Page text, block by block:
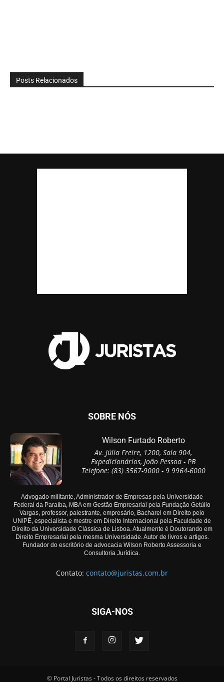
Posts Relacionados
SOBRE NÓS
Wilson Furtado Roberto
Av. Júlia Freire, 1200, Sala 904,
Expedicionários, João Pessoa - PB
Telefone: (83) 3567-9000 - 9 9964-6000
Advogado militante, Administrador de Empresas pela Universidade
Federal da Paraíba, MBA em Gestão Empresarial pela Fundação Getúlio
Vargas, professor, palestrante, empresário, Bacharel em Direito pelo
UNIPÊ, especialista e mestre em Direito Internacional pela Faculdade de
Direito da Universidade Clássica de Lisboa. Atualmente é Doutorando em
Direito Empresarial pela mesma Universidade. Autor de livros e artigos.
Fundador do escritório de advocacia Wilson Roberto Assessoria e
Consultoria Jurídica.
Contato: contato@juristas.com.br
SIGA-NOS
© Portal Juristas - Todos os direitos reservados